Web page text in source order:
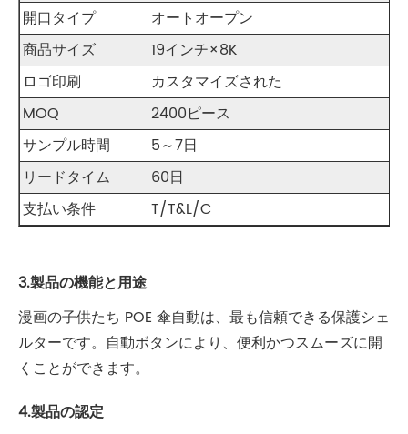
開口タイプ
オートオープン
商品サイズ
19インチ×8K
ロゴ印刷
カスタマイズされた
MOQ
2400ピース
サンプル時間
5～7日
リードタイム
60日
支払い条件
T/T&L/C
3.製品の機能と用途
漫画の子供たち POE 傘自動は、最も信頼できる保護シェ
ルターです。自動ボタンにより、便利かつスムーズに開
くことができます。
4.製品の認定